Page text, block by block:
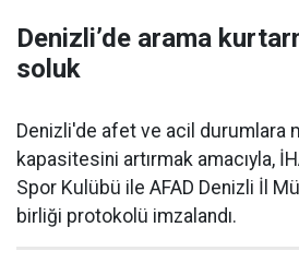
Denizli’de arama
soluk
Denizli'de afet ve acil durumlara
kapasitesini artırmak amacıyla,
Spor Kulübü ile AFAD Denizli İl
birliği protokolü imzalandı.